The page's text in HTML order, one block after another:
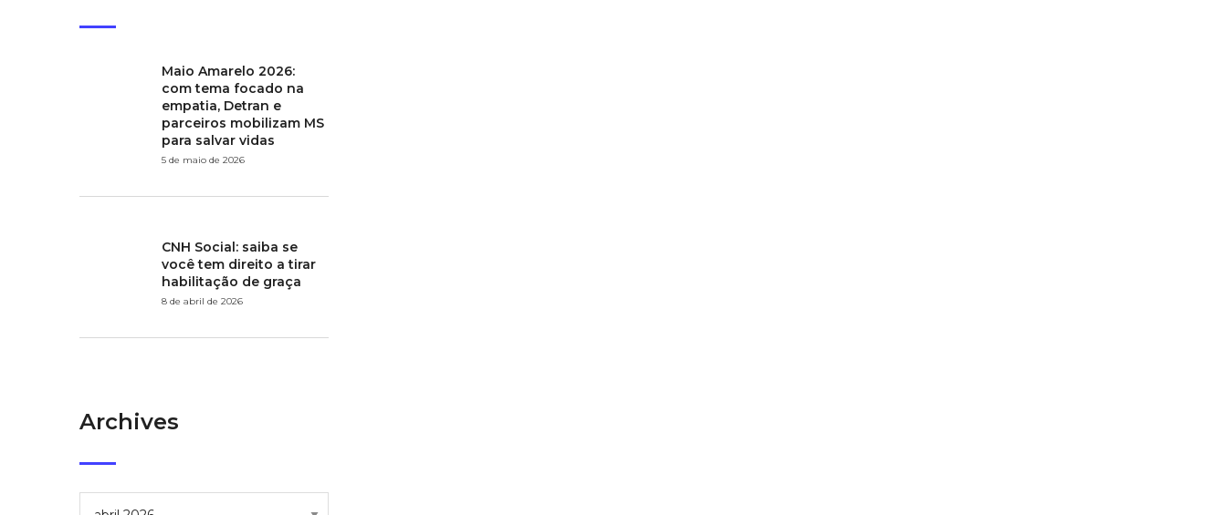
Maio Amarelo 2026:
com tema focado na
empatia, Detran e
parceiros mobilizam MS
para salvar vidas
5 de maio de 2026
CNH Social: saiba se
você tem direito a tirar
habilitação de graça
8 de abril de 2026
Archives